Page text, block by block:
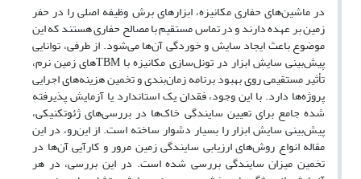
در ماشین‌های حفاری مکانیزه، ابزارهای برش وظیفه اصلی را در حفر
زمین بر عهده دارند و در تماس مستقیم با مصالح حفاری هستند که این
موضوع باعث ایجاد سایش و خوردگی آن‌ها می‌شود. از طرفی، توانایی
پیش‌بینی سایش ابزار در تونل‌سازی مکانیزه با TBMهای زمین نرم،
تأثیر مستقیمی روی بهبود برنامه زمان‌بندی و تخمین هزینه‌های اجرایی
پروژه‌ها دارد. با این وجود، فقدان یک استاندارد یا آزمایش پذیرفته
شده جامع برای تعیین سایندگی خاک‌ها در بررسی‌های ژئوتکنیکی،
پیش‌بینی سایش ابزار را بسیار دشوار ساخته است. از این‌رو، در این
مقاله انواع روش‌های ارزیابی سایندگی زمین مرور و کارآیی آن‌ها در
تخمین میزان سایندگی بررسی شده است. در این بررسی، در هر